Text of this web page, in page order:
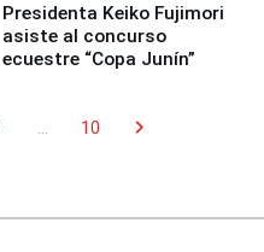
Presidenta Keiko Fujimori
asiste al concurso
ecuestre “Copa Junín”
10 chevron_right